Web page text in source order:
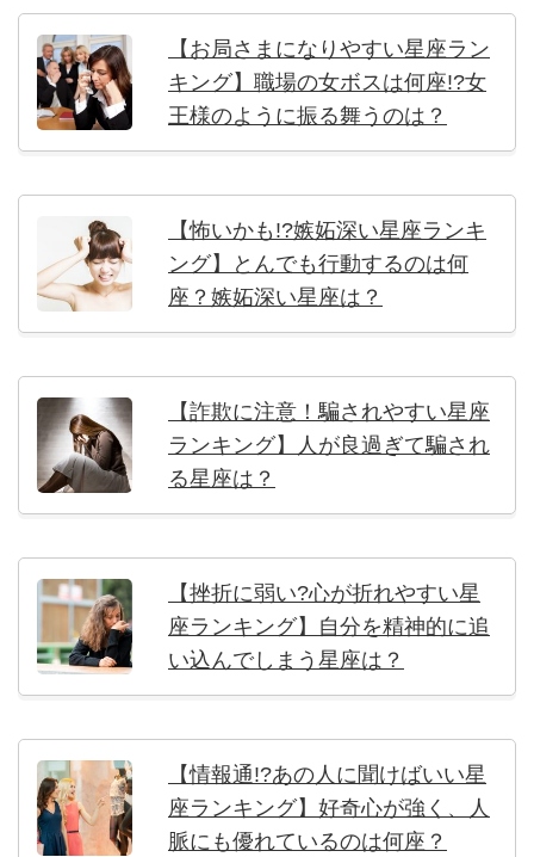
【お局さまになりやすい星座ラン
キング】職場の女ボスは何座!?女
王様のように振る舞うのは？
【怖いかも!?嫉妬深い星座ランキ
ング】とんでも行動するのは何
座？嫉妬深い星座は？
【詐欺に注意！騙されやすい星座
ランキング】人が良過ぎて騙され
る星座は？
【挫折に弱い?心が折れやすい星
座ランキング】自分を精神的に追
い込んでしまう星座は？
【情報通!?あの人に聞けばいい星
座ランキング】好奇心が強く、人
脈にも優れているのは何座？